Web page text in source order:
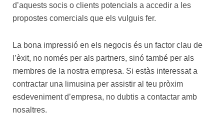
d’aquests socis o clients potencials a accedir a les
propostes comercials que els vulguis fer.
La bona impressió en els negocis és un factor clau de
l’èxit, no només per als partners, sinó també per als
membres de la nostra empresa. Si estàs interessat a
contractar una limusina per assistir al teu pròxim
esdeveniment d’empresa, no dubtis a contactar amb
nosaltres.